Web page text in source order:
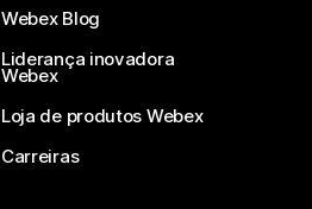
Webex Blog
Liderança inovadora
Webex
Loja de produtos Webex
Carreiras